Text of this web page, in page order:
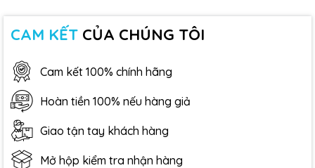
CAM KẾT CỦA CHÚNG TÔI
Cam kết 100% chính hãng
Hoàn tiền 100% nếu hàng giả
Giao tận tay khách hàng
Mở hộp kiểm tra nhận hàng